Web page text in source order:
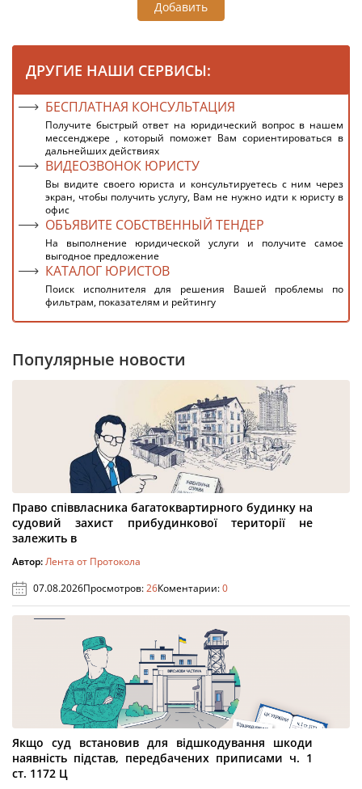
Добавить
ДРУГИЕ НАШИ СЕРВИСЫ:
БЕСПЛАТНАЯ КОНСУЛЬТАЦИЯ
Получите быстрый ответ на юридический вопрос в нашем
мессенджере , который поможет Вам сориентироваться в
дальнейших действиях
ВИДЕОЗВОНОК ЮРИСТУ
Вы видите своего юриста и консультируетесь с ним через
экран, чтобы получить услугу, Вам не нужно идти к юристу в
офис
ОБЪЯВИТЕ СОБСТВЕННЫЙ ТЕНДЕР
На выполнение юридической услуги и получите самое
выгодное предложение
КАТАЛОГ ЮРИСТОВ
Поиск исполнителя для решения Вашей проблемы по
фильтрам, показателям и рейтингу
Популярные новости
Право співвласника багатоквартирного будинку на
судовий захист прибудинкової території не
залежить в
Автор:Лента от Протокола
07.08.2026Просмотров:26Коментарии:0
Якщо суд встановив для відшкодування шкоди
наявність підстав, передбачених приписами ч. 1
ст. 1172 Ц